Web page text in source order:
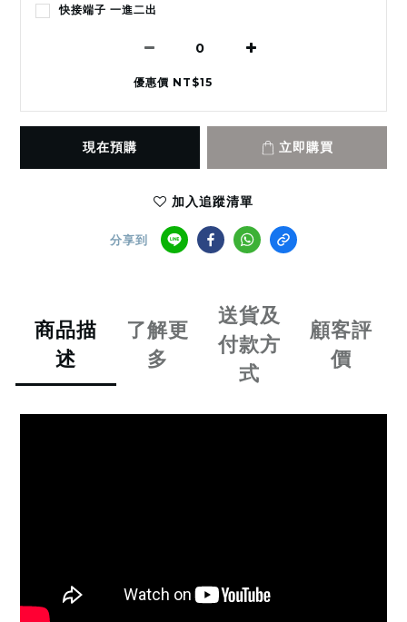
快接端子 一進二出
優惠價 NT$15
現在預購 立即購買
加入追蹤清單
分享到
商品描
述
了解更
多
送貨及
付款方
式
顧客評
價